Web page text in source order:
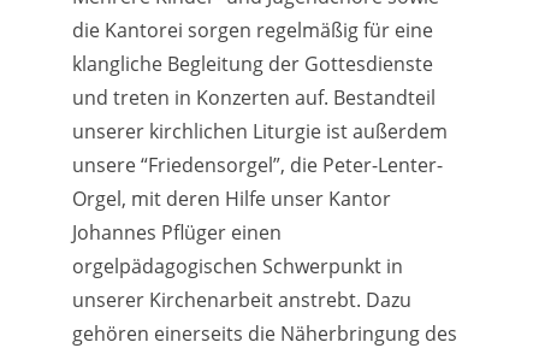
die Kantorei sorgen regelmäßig für eine
klangliche Begleitung der Gottesdienste
und treten in Konzerten auf. Bestandteil
unserer kirchlichen Liturgie ist außerdem
unsere “Friedensorgel”, die Peter-Lenter-
Orgel, mit deren Hilfe unser Kantor
Johannes Pflüger einen
orgelpädagogischen Schwerpunkt in
unserer Kirchenarbeit anstrebt. Dazu
gehören einerseits die Näherbringung des